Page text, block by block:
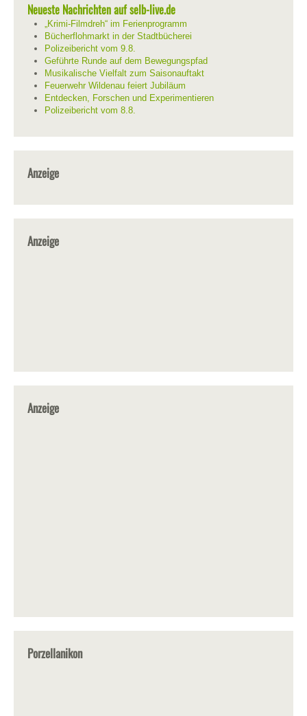
Neueste Nachrichten auf selb-live.de
„Krimi-Filmdreh“ im Ferienprogramm
Bücherflohmarkt in der Stadtbücherei
Polizeibericht vom 9.8.
Geführte Runde auf dem Bewegungspfad
Musikalische Vielfalt zum Saisonauftakt
Feuerwehr Wildenau feiert Jubiläum
Entdecken, Forschen und Experimentieren
Polizeibericht vom 8.8.
Anzeige
Anzeige
Anzeige
Porzellanikon